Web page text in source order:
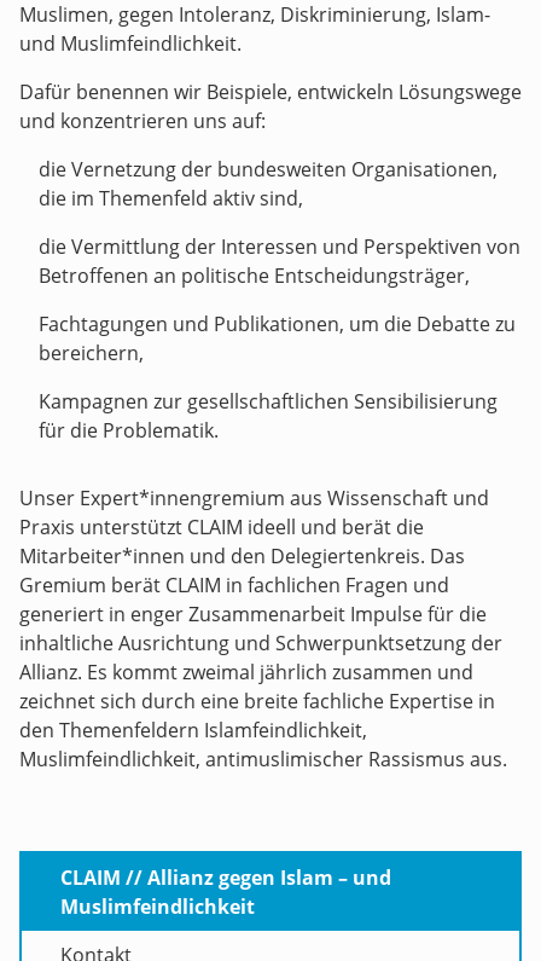
Muslimen, gegen Intoleranz, Diskriminierung, Islam-
und Muslimfeindlichkeit.
Dafür benennen wir Beispiele, entwickeln Lösungswege
und konzentrieren uns auf:
die Vernetzung der bundesweiten Organisationen,
die im Themenfeld aktiv sind,
die Vermittlung der Interessen und Perspektiven von
Betroffenen an politische Entscheidungsträger,
Fachtagungen und Publikationen, um die Debatte zu
bereichern,
Kampagnen zur gesellschaftlichen Sensibilisierung
für die Problematik.
Unser Expert*innengremium aus Wissenschaft und
Praxis unterstützt CLAIM ideell und berät die
Mitarbeiter*innen und den Delegiertenkreis. Das
Gremium berät CLAIM in fachlichen Fragen und
generiert in enger Zusammenarbeit Impulse für die
inhaltliche Ausrichtung und Schwerpunktsetzung der
Allianz. Es kommt zweimal jährlich zusammen und
zeichnet sich durch eine breite fachliche Expertise in
den Themenfeldern Islamfeindlichkeit,
Muslimfeindlichkeit, antimuslimischer Rassismus aus.
CLAIM // Allianz gegen Islam – und
Muslimfeindlichkeit
Kontakt